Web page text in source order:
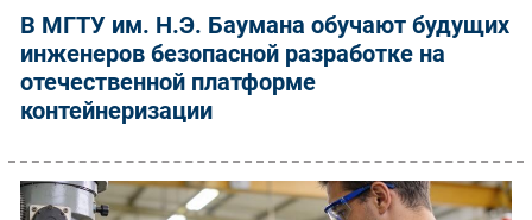
В МГТУ им. Н.Э. Баумана обучают будущих
инженеров безопасной разработке на
отечественной платформе
контейнеризации